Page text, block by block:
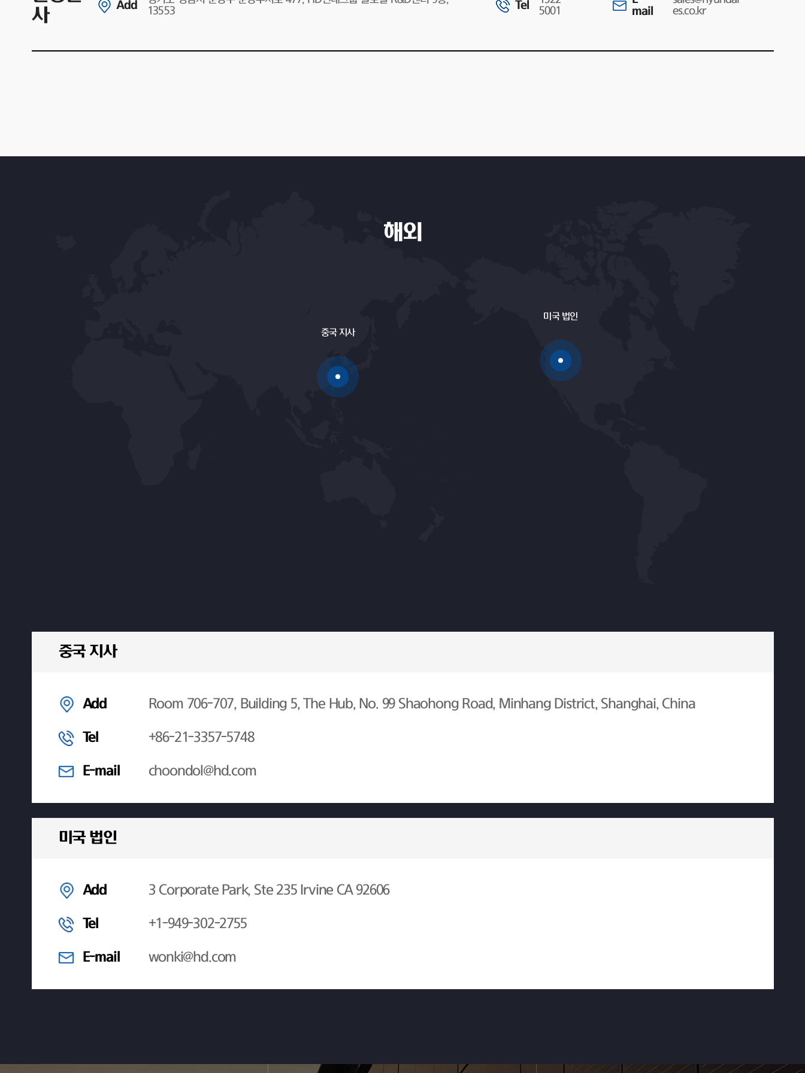
사
Add
13553
Tel
5001
mail
es.co.kr
중국 지사
미국 법인
해외
중국 지사
Add Room 706-707, Building 5, The Hub, No. 99 Shaohong Road, Minhang District, Shanghai, China
Tel +86-21-3357-5748
E-mail choondol@hd.com
미국 법인
Add 3 Corporate Park, Ste 235 Irvine CA 92606
Tel +1-949-302-2755
E-mail wonki@hd.com